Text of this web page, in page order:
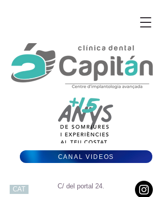
C/ del portal 24.
CAT
CANAL VIDEOS